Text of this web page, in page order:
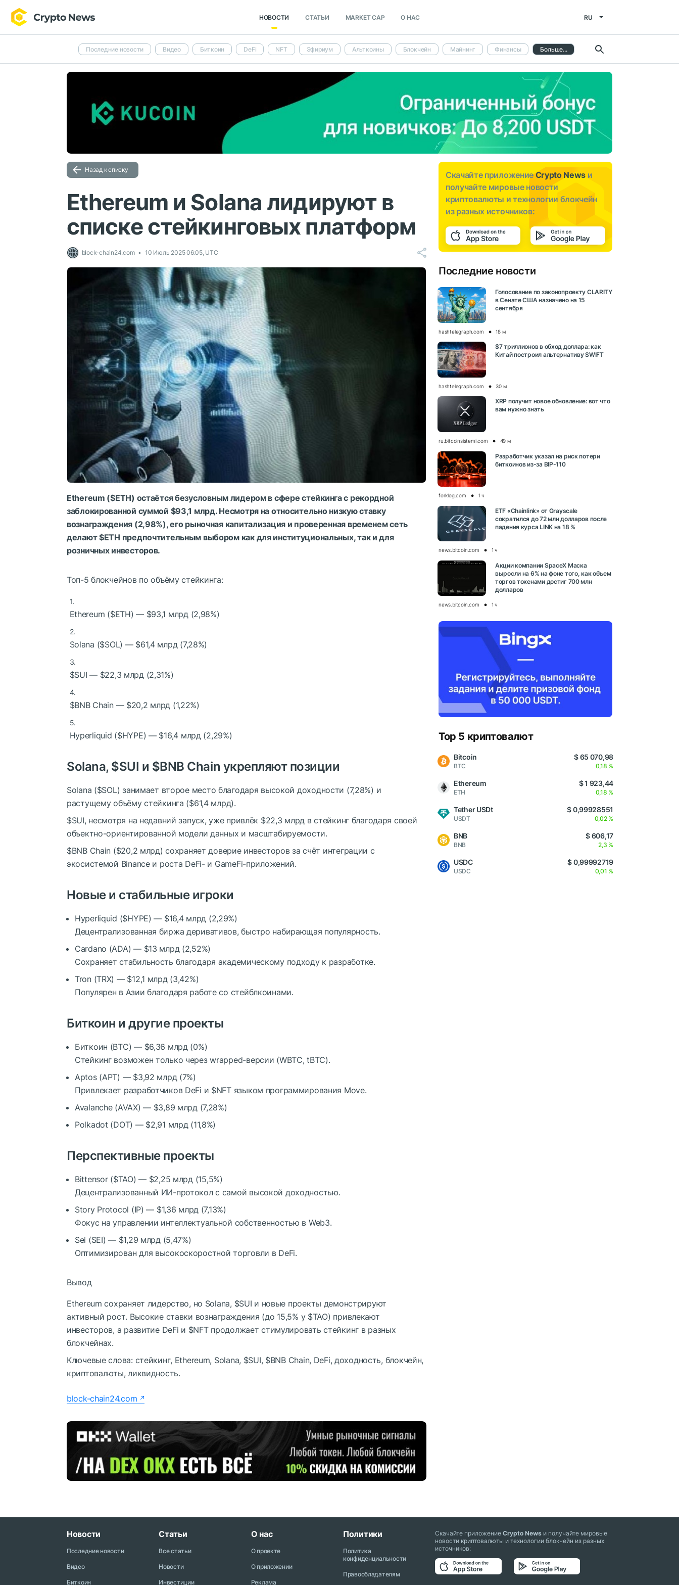
НОВОСТИ СТАТЬИ MARKET CAP О НАС RU
Последние новости Видео Биткоин DeFi NFT Эфириум Альткоины Блокчейн Майнинг Финансы Больше...
Назад к списку
Ethereum и Solana лидируют в
списке стейкинговых платформ
block-chain24.com 10 Июль 2025 06:05, UTC
Ethereum ($ETH) остаётся безусловным лидером в сфере стейкинга с рекордной
заблокированной суммой $93,1 млрд. Несмотря на относительно низкую ставку
вознаграждения (2,98%), его рыночная капитализация и проверенная временем сеть
делают$ETH предпочтительным выбором как для институциональных, так и для
розничных инвесторов.
Топ-5 блокчейнов по объёму стейкинга:
Ethereum ($ETH) — $93,1 млрд (2,98%)
Solana ($SOL) — $61,4 млрд (7,28%)
$SUI — $22,3 млрд (2,31%)
$BNBChain— $20,2 млрд (1,22%)
Hyperliquid ($HYPE) — $16,4 млрд (2,29%)
Solana, $SUI и $BNB Chain укрепляют позиции
Solana ($SOL) занимает второе место благодаря высокой доходности (7,28%) и
растущему объёму стейкинга ($61,4 млрд).
$SUI, несмотря на недавний запуск, уже привлёк $22,3 млрд в стейкинг благодаря своей
объектно-ориентированной модели данных и масштабируемости.
$BNBChain ($20,2 млрд) сохраняет доверие инвесторов за счёт интеграции с
экосистемой Binance и роста DeFi- и GameFi-приложений.
Новые и стабильные игроки
Hyperliquid ($HYPE) — $16,4 млрд (2,29%)
Децентрализованная биржа деривативов, быстро набирающая популярность.
Cardano (ADA) — $13 млрд (2,52%)
Сохраняет стабильность благодаря академическому подходу к разработке.
Tron (TRX) — $12,1 млрд (3,42%)
Популярен в Азии благодаря работе со стейблкоинами.
Биткоин и другие проекты
Биткоин (BTC) — $6,36 млрд (0%)
Стейкинг возможен только через wrapped-версии (WBTC, tBTC).
Aptos (APT) — $3,92 млрд (7%)
Привлекает разработчиков DeFi и $NFTязыком программирования Move.
Avalanche (AVAX) — $3,89 млрд (7,28%)
Polkadot (DOT) — $2,91 млрд (11,8%)
Перспективные проекты
Bittensor ($TAO) — $2,25 млрд (15,5%)
Децентрализованный ИИ-протокол с самой высокой доходностью.
Story Protocol (IP) — $1,36 млрд (7,13%)
Фокус на управлении интеллектуальной собственностью в Web3.
Sei (SEI) — $1,29 млрд (5,47%)
Оптимизирован для высокоскоростной торговли в DeFi.
Вывод
Ethereum сохраняет лидерство, но Solana, $SUI и новые проекты демонстрируют
активный рост. Высокие ставки вознаграждения (до 15,5% у $TAO) привлекают
инвесторов, а развитие DeFi и $NFTпродолжает стимулировать стейкинг в разных
блокчейнах.
Ключевые слова:стейкинг, Ethereum, Solana, $SUI, $BNBChain, DeFi, доходность, блокчейн,
криптовалюты, ликвидность.
block-chain24.com
Скачайте приложениеCrypto News и
получайте мировые новости
криптовалюты и технологии блокчейн
из разных источников:
Последние новости
Голосование по законопроекту CLARITY
в Сенате США назначено на 15
сентября
hashtelegraph.com 18 м
$7 триллионов в обход доллара: как
Китай построил альтернативу SWIFT
hashtelegraph.com 30 м
XRP получит новое обновление: вот что
вам нужно знать
ru.bitcoinsistemi.com 49 м
Разработчик указал на риск потери
биткоинов из-за BIP-110
forklog.com 1 ч
ETF «Chainlink» от Grayscale
сократился до 72 млн долларов после
падения курса LINK на 18 %
news.bitcoin.com 1 ч
Акции компании SpaceX Маска
выросли на 6% на фоне того, как объем
торгов токенами достиг 700 млн
долларов
news.bitcoin.com 1 ч
Top 5 криптовалют
Bitcoin
BTC
$ 65 070,98
0,18 %
Ethereum
ETH
$ 1 923,44
0,18 %
Tether USDt
USDT
$ 0,99928551
0,02 %
BNB
BNB
$ 606,17
2,3 %
USDC
USDC
$ 0,99992719
0,01 %
Новости
Последние новости
Видео
Биткоин
Статьи
Все статьи
Новости
Инвестиции
О нас
О проекте
О приложении
Реклама
Политики
Политика
конфиденциальности
Правообладателям
Скачайте приложениеCrypto News и получайте мировые
новости криптовалюты и технологии блокчейн из разных
источников: